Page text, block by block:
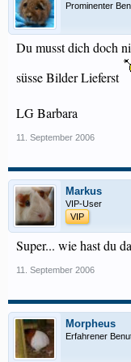
Prominenter
Du musst dich doch
süsse Bilder Lieferst
LG Barbara
11. September 2006
Markus
VIP-User
VIP
Super... wie hast du
11. September 2006
Morpheus
Erfahrener